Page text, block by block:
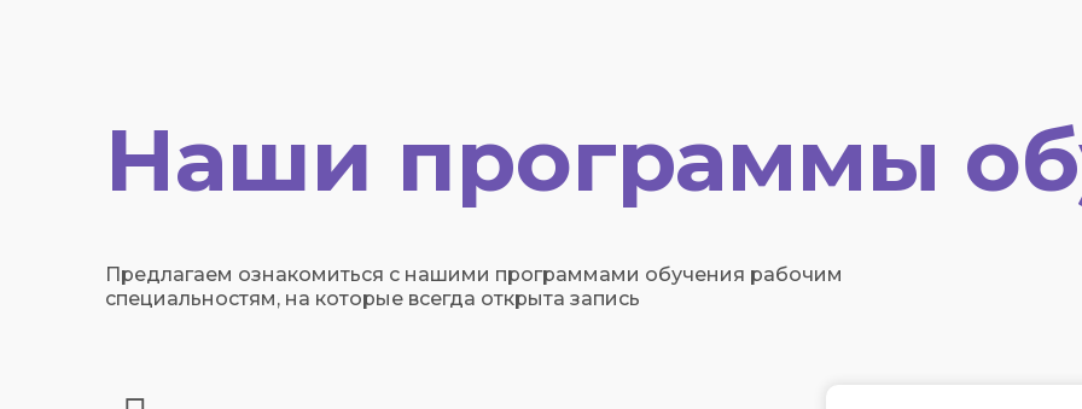
Наши программы
Предлагаем ознакомиться с нашими программами обучения рабочим
специальностям, на которые всегда открыта запись